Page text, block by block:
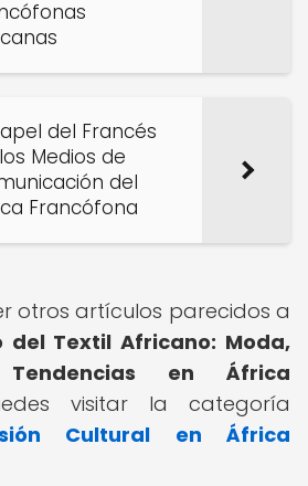
del Francés
Medios de
del
Francófona
otros artículos parecidos a
del Textil Africano: Moda,
en África
visitar la categoría
Cultural en África